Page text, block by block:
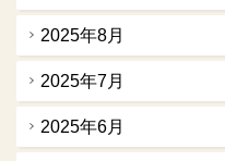
2025年8月
2025年7月
2025年6月